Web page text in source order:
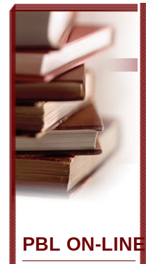
PBL ON-LINE